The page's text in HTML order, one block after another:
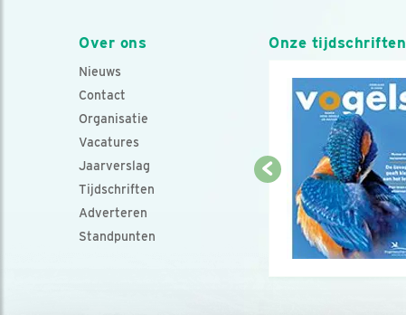
Over ons
Nieuws
Contact
Organisatie
Vacatures
Jaarverslag
Tijdschriften
Adverteren
Standpunten
Onze tijdschriften